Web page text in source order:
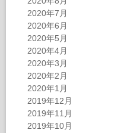
2020年7月
2020年6月
2020年5月
2020年4月
2020年3月
2020年2月
2020年1月
2019年12月
2019年11月
2019年10月